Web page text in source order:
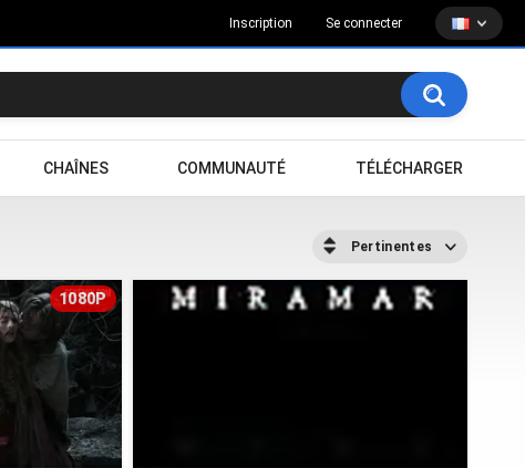
Inscription Se connecter
CHAÎNES COMMUNAUTÉ TÉLÉCHARGER
Pertinentes
1080P